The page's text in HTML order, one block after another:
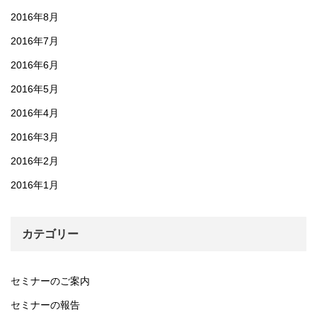
2016年8月
2016年7月
2016年6月
2016年5月
2016年4月
2016年3月
2016年2月
2016年1月
カテゴリー
セミナーのご案内
セミナーの報告